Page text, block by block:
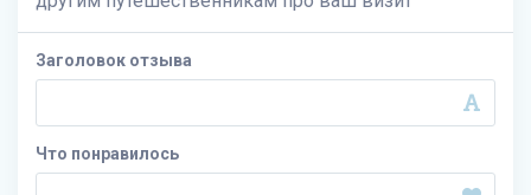
Заголовок отзыва
Что понравилось